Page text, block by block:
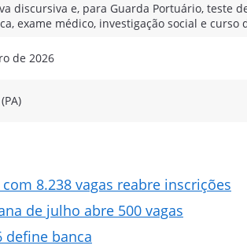
discursiva e, para Guarda Portuário, teste
exame médico, investigação social e curso
de 2026
8.238 vagas reabre inscrições
de julho abre 500 vagas
define banca